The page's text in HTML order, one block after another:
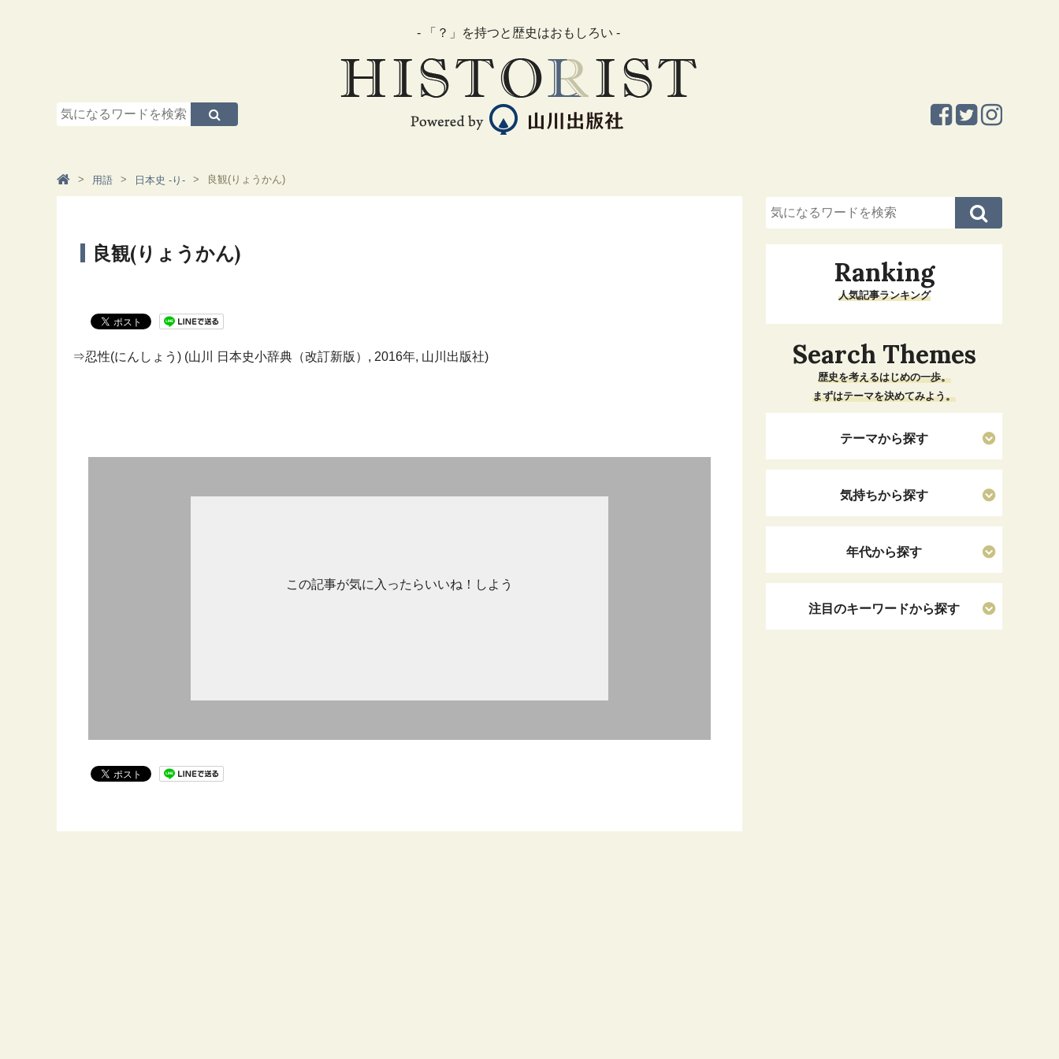
- 「？」を持つと歴史はおもしろい -
用語 日本史 -り- 良観(りょうかん)
良観(りょうかん)
⇒忍性(にんしょう) (山川 日本史小辞典（改訂新版）, 2016年, 山川出版社)
この記事が気に入ったらいいね！しよう
Ranking
人気記事ランキング
Search Themes
歴史を考えるはじめの一歩。
まずはテーマを決めてみよう。
テーマから探す
気持ちから探す
年代から探す
注目のキーワードから探す